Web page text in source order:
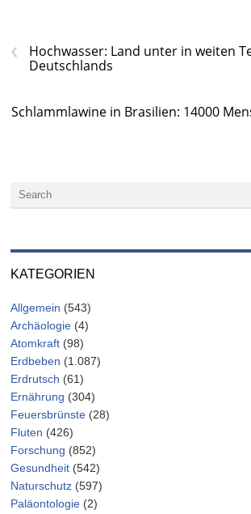
‹
Hochwasser: Land unter in weiten
Deutschlands
Schlammlawine in Brasilien: 14000
KATEGORIEN
Allgemein (543)
Archäologie (4)
Atomkraft (98)
Erdbeben (1.087)
Erdrutsch (61)
Ernährung (304)
Feuersbrünste (28)
Fluten (426)
Forschung (852)
Gesundheit (542)
Naturschutz (597)
Paläontologie (2)